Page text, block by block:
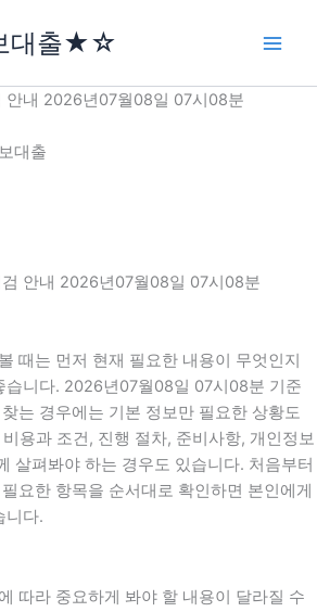
대출★☆
안내 2026년07월08일 07시08분
대출
안내 2026년07월08일 07시08분
때는 먼저 현재 필요한 내용이 무엇인지
습니다. 2026년07월08일 07시08분 기준
는 경우에는 기본 정보만 필요한 상황도
용과 조건, 진행 절차, 준비사항, 개인정보
살펴봐야 하는 경우도 있습니다. 처음부터
요한 항목을 순서대로 확인하면 본인에게
니다.
따라 중요하게 봐야 할 내용이 달라질 수